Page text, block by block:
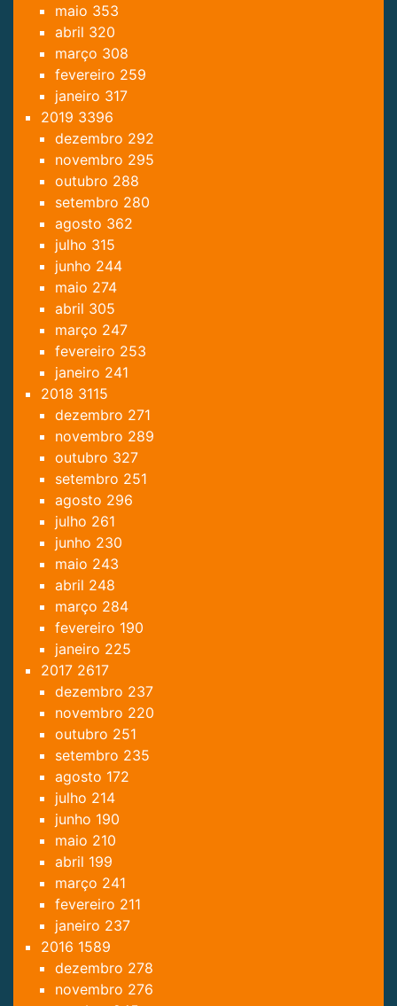
maio 353
abril 320
março 308
fevereiro 259
janeiro 317
2019 3396
dezembro 292
novembro 295
outubro 288
setembro 280
agosto 362
julho 315
junho 244
maio 274
abril 305
março 247
fevereiro 253
janeiro 241
2018 3115
dezembro 271
novembro 289
outubro 327
setembro 251
agosto 296
julho 261
junho 230
maio 243
abril 248
março 284
fevereiro 190
janeiro 225
2017 2617
dezembro 237
novembro 220
outubro 251
setembro 235
agosto 172
julho 214
junho 190
maio 210
abril 199
março 241
fevereiro 211
janeiro 237
2016 1589
dezembro 278
novembro 276